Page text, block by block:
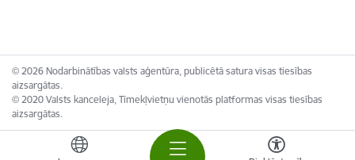
© 2026 Nodarbinātības valsts aģentūra, publicētā satura visas tiesības
aizsargātas.
© 2020 Valsts kanceleja, Tīmekļvietņu vienotās platformas visas tiesības
aizsargātas.